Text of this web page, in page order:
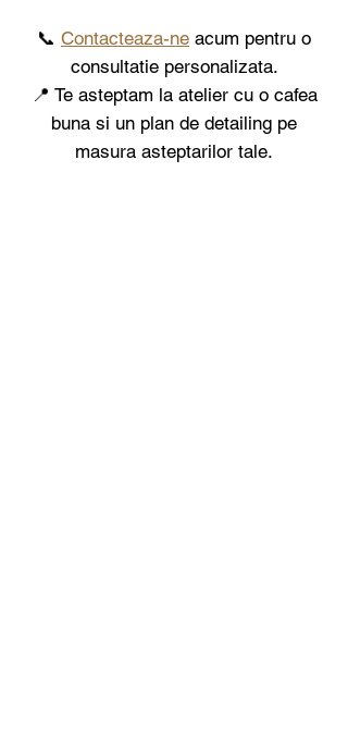
📞 Contacteaza-ne acum pentru o
consultatie personalizata.
📍 Te asteptam la atelier cu o cafea
buna si un plan de detailing pe
masura asteptarilor tale.